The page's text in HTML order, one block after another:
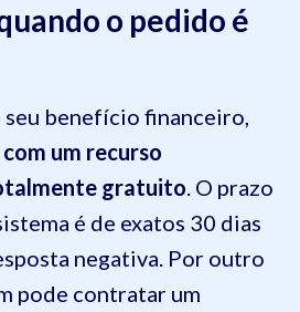
o pedido é
seu benefício financeiro,
um recurso
gratuito. O prazo
é de exatos 30 dias
negativa. Por outro
pode contratar um